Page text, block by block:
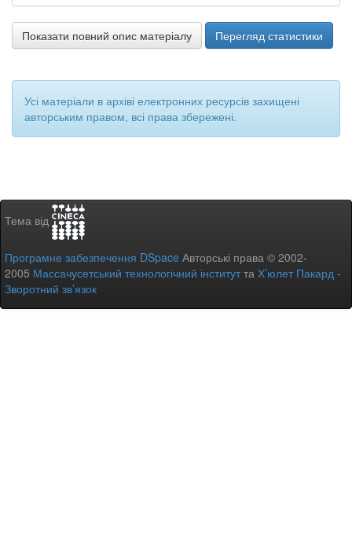
Показати повний опис матеріалу Перегляд статистики
Усі матеріали в архіві електронних ресурсів захищені
авторським правом, всі права збережені.
Тема від
Програмне забезпечення DSpace Авторські права © 2002-
2005 Массачусетський технологічний інститутта Х’юлет Пакард -
Зворотний зв’язок